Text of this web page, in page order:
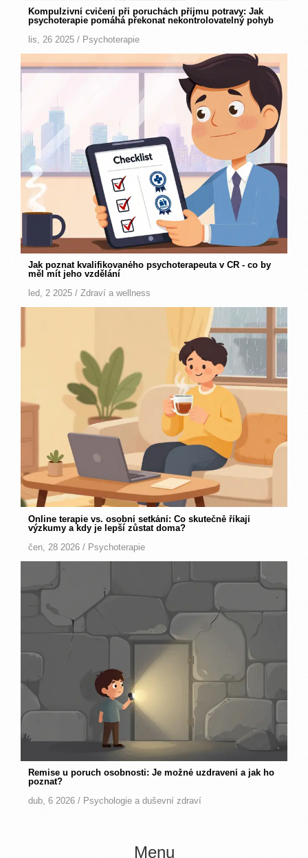
Kompulzivní cvičení při poruchách příjmu potravy: Jak
psychoterapie pomáhá překonat nekontrolovatelný pohyb
lis, 26 2025 / Psychoterapie
Jak poznat kvalifikovaného psychoterapeuta v ČR - co by
měl mít jeho vzdělání
led, 2 2025 /Zdraví a wellness
Online terapie vs. osobní setkání: Co skutečně říkají
výzkumy a kdy je lepší zůstat doma?
čen, 28 2026 / Psychoterapie
Remise u poruch osobnosti: Je možné uzdravení a jak ho
poznat?
dub, 6 2026 / Psychologie a duševní zdraví
Menu